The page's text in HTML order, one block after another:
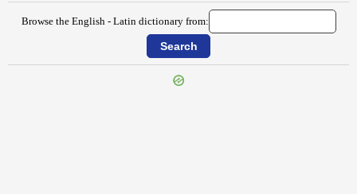
Browse the English - Latin dictionary from: